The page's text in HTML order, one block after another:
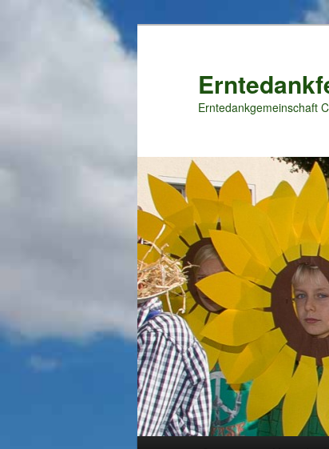
Erntedankgemeinschaft